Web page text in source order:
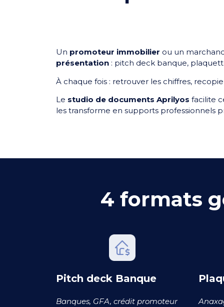
Un promoteur immobilier ou un
présentation : pitch deck banque,
À chaque fois : retrouver les chiffres,
Le studio de documents Aprilyos facilite
les transforme en supports professionnels
4 formats
Pitch deck Banque
Banques, GFA, crédit promoteur